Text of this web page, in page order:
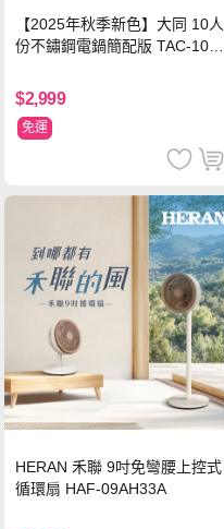
【2025年秋季新色】大同 10人
份不鏽鋼電鍋簡配版 TAC-10L-
$2,999
免運
HERAN 禾聯 9吋免彎腰上控式
循環扇 HAF-09AH33A